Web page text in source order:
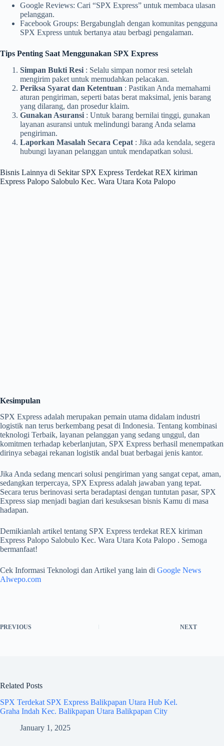
Google Reviews: Cari “SPX Express” untuk membaca ulasan
pelanggan.
Facebook Groups: Bergabunglah dengan komunitas pengguna
SPX Express untuk bertanya atau berbagi pengalaman.
Tips Penting Saat Menggunakan SPX Express
Simpan Bukti Resi : Selalu simpan nomor resi setelah
mengirim paket untuk memudahkan pelacakan.
Periksa Syarat dan Ketentuan : Pastikan Anda memahami
aturan pengiriman, seperti batas berat maksimal, jenis barang
yang dilarang, dan prosedur klaim.
Gunakan Asuransi : Untuk barang bernilai tinggi, gunakan
layanan asuransi untuk melindungi barang Anda selama
pengiriman.
Laporkan Masalah Secara Cepat : Jika ada kendala, segera
hubungi layanan pelanggan untuk mendapatkan solusi.
Bisnis Lainnya di Sekitar SPX Express Terdekat REX kiriman
Express Palopo Salobulo Kec. Wara Utara Kota Palopo
Kesimpulan
SPX Express adalah merupakan pemain utama didalam industri
logistik nan terus berkembang pesat di Indonesia. Tentang kombinasi
teknologi Terbaik, layanan pelanggan yang sedang unggul, dan
komitmen terhadap keberlanjutan, SPX Express berhasil menempatkan
dirinya sebagai rekanan logistik andal buat berbagai jenis kantor.
Jika Anda sedang mencari solusi pengiriman yang sangat cepat, aman,
sedangkan terpercaya, SPX Express adalah jawaban yang tepat.
Secara terus berinovasi serta beradaptasi dengan tuntutan pasar, SPX
Express siap menjadi bagian dari kesuksesan bisnis Kamu di masa
hadapan.
Demikianlah artikel tentang SPX Express terdekat REX kiriman
Express Palopo Salobulo Kec. Wara Utara Kota Palopo . Semoga
bermanfaat!
Cek Informasi Teknologi dan Artikel yang lain di Google News
Alwepo.com
PREVIOUS NEXT
Related Posts
SPX Terdekat SPX Express Balikpapan Utara Hub Kel.
Graha Indah Kec. Balikpapan Utara Balikpapan City
January 1, 2025